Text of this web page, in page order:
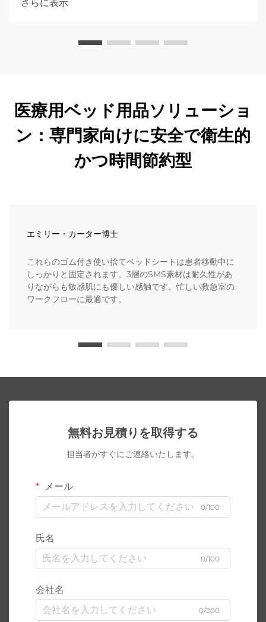
さらに表示
医療用ベッド用品ソリューショ
ン：専門家向けに安全で衛生的
かつ時間節約型
エミリー・カーター博士
これらのゴム付き使い捨てベッドシートは患者移動中に
しっかりと固定されます。3層のSMS素材は耐久性があ
りながらも敏感肌にも優しい感触です。忙しい救急室の
ワークフローに最適です。
無料お見積りを取得する
担当者がすぐにご連絡いたします。
メール
0/100
氏名
0/100
会社名
0/200